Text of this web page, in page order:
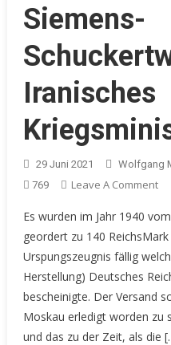
Siemens-
Iranisches
29 Juni 2021
Wolfgang
769
Leave A CommentOn
Der
Es wurden im Jahr 1940
geordert zu 140
Urspungszeugnis fällig
Herstellung) Deutsches
bescheinigte. Der Versand
Moskau erledigt worden zu
und das zu der Zeit, als die